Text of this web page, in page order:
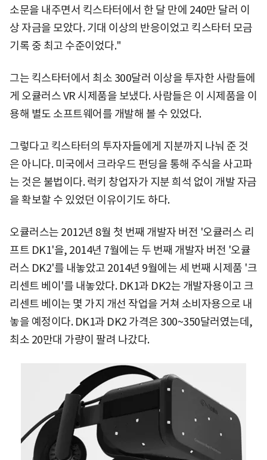
소문을 내주면서 킥스타터에서 한 달 만에 240만 달러 이
상 자금을 모았다. 기대 이상의 반응이었고 킥스타터 모금
기록 중 최고 수준이었다."
그는 킥스타터에서 최소 300달러 이상을 투자한 사람들에
게 오큘러스 VR 시제품을 보냈다. 사람들은 이 시제품을 이
용해 별도 소프트웨어를 개발해 볼 수 있었다.
그렇다고 킥스타터의 투자자들에게 지분까지 나눠 준 것
은 아니다. 미국에서 크라우드 펀딩을 통해 주식을 사고파
는 것은 불법이다. 럭키 창업자가 지분 희석 없이 개발 자금
을 확보할 수 있었던 이유이기도 하다.
오큘러스는 2012년 8월 첫 번째 개발자 버전 '오큘러스 리
프트 DK1'을, 2014년 7월에는 두 번째 개발자 버전 '오큘
러스 DK2'를 내놓았고 2014년 9월에는 세 번째 시제품 '크
리센트 베이'를 내놓았다. DK1과 DK2는 개발자용이고 크
리센트 베이는 몇 가지 개선 작업을 거쳐 소비자용으로 내
놓을 예정이다. DK1과 DK2 가격은 300~350달러였는데,
최소 20만대 가량이 팔려 나갔다.